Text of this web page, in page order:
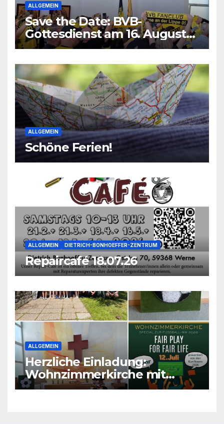
ALLGEMEIN
Save the Date: BVB-
Gottesdienst am 16. August
2026
ALLGEMEIN
Schöne Ferien!
ALLGEMEIN DIETRICH-BONHOEFFER-ZENTRUM
Repaircafé 18.07.26
ALLGEMEIN
Herzliche Einladung:
Wohnzimmerkirche mit
unseren Konfis